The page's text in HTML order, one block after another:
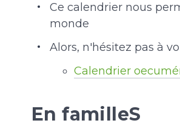
Ce calendrier nous
monde
Alors, n'hésitez pas à
Calendrier
En familleS